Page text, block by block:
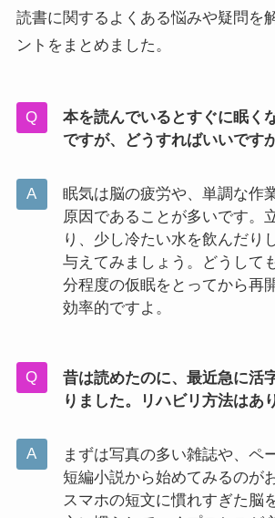
読書に関するよくある悩みや疑問を
ントをまとめました。
本を読んでいるとすぐに眠く
ですが、どうすればいいです
眠気は脳の疲労や、単調な作
原因であることが多いです。
り、少し冷たい水を飲んだり
与えてみましょう。どうして
分程度の仮眠をとってから再
効率的ですよ。
昔は読めたのに、最近急に活
りました。リハビリ方法はあ
まずは写真の多い雑誌や、ペ
短編小説から始めてみるのが
スマホの短文に慣れすぎた脳